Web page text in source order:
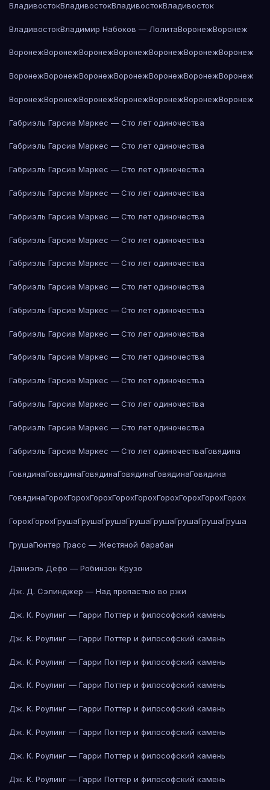
ВладивостокВладивостокВладивостокВладивосток
ВладивостокВладимир Набоков — ЛолитаВоронежВоронеж
ВоронежВоронежВоронежВоронежВоронежВоронежВоронеж
ВоронежВоронежВоронежВоронежВоронежВоронежВоронеж
ВоронежВоронежВоронежВоронежВоронежВоронежВоронеж
Габриэль Гарсиа Маркес — Сто лет одиночества
Габриэль Гарсиа Маркес — Сто лет одиночества
Габриэль Гарсиа Маркес — Сто лет одиночества
Габриэль Гарсиа Маркес — Сто лет одиночества
Габриэль Гарсиа Маркес — Сто лет одиночества
Габриэль Гарсиа Маркес — Сто лет одиночества
Габриэль Гарсиа Маркес — Сто лет одиночества
Габриэль Гарсиа Маркес — Сто лет одиночества
Габриэль Гарсиа Маркес — Сто лет одиночества
Габриэль Гарсиа Маркес — Сто лет одиночества
Габриэль Гарсиа Маркес — Сто лет одиночества
Габриэль Гарсиа Маркес — Сто лет одиночества
Габриэль Гарсиа Маркес — Сто лет одиночества
Габриэль Гарсиа Маркес — Сто лет одиночества
Габриэль Гарсиа Маркес — Сто лет одиночестваГовядина
ГовядинаГовядинаГовядинаГовядинаГовядинаГовядина
ГовядинаГорохГорохГорохГорохГорохГорохГорохГорохГорох
ГорохГорохГрушаГрушаГрушаГрушаГрушаГрушаГрушаГруша
ГрушаГюнтер Грасс — Жестяной барабан
Даниэль Дефо — Робинзон Крузо
Дж. Д. Сэлинджер — Над пропастью во ржи
Дж. К. Роулинг — Гарри Поттер и философский камень
Дж. К. Роулинг — Гарри Поттер и философский камень
Дж. К. Роулинг — Гарри Поттер и философский камень
Дж. К. Роулинг — Гарри Поттер и философский камень
Дж. К. Роулинг — Гарри Поттер и философский камень
Дж. К. Роулинг — Гарри Поттер и философский камень
Дж. К. Роулинг — Гарри Поттер и философский камень
Дж. К. Роулинг — Гарри Поттер и философский камень